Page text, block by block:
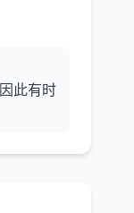
此有时